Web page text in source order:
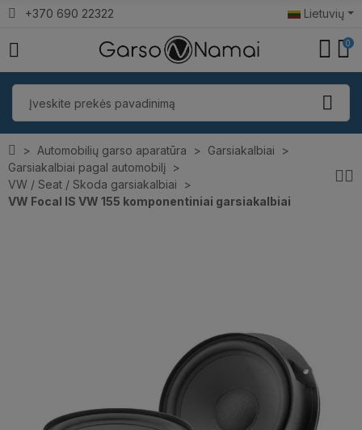
+370 690 22322 Lietuvių
0
Automobilių garso aparatūra
Garsiakalbiai
Garsiakalbiai pagal automobilį
VW / Seat / Skoda garsiakalbiai
VW Focal IS VW 155 komponentiniai garsiakalbiai